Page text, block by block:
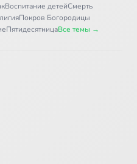
Воспитание детейСмерть
Покров Богородицы
ПятидесятницаВсе темы →